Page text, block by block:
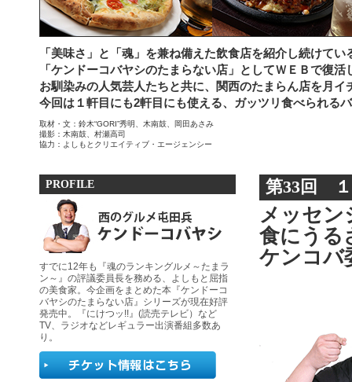
「美味さ」と「魂」を兼ね備えた飲食店を紹介し続けてい
「ケンドーコバヤシのたまらない店」としてＷＥＢで復活
お馴染みの人気芸人たちと共に、関西のたまらん店を月イ
今回は１軒目にも2軒目にも使える、ガッツリ食べられる
取材・文：鈴木“GORI”秀明、木南鼓、岡田あさみ
撮影：木南鼓、村瀬高司
協力：よしもとクリエイティブ・エージェンシー
PROFILE
すでに12年も『魂のランキングルメ～たまラ
ン～』の評議委員長を務める、よしもと屈指
の美食家。今企画をまとめた本『ケンドーコ
バヤシのたまらない店』シリーズが現在好評
発売中。『にけつッ!!』(読売テレビ）など
TV、ラジオなどレギュラー出演番組多数あ
り。
第33回 １
メッセン
食にうる
ケンコバ